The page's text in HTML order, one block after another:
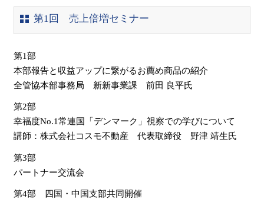
第1回 売上倍増セミナー
第1部
本部報告と収益アップに繋がるお薦め商品の紹介
全管協本部事務局 新新事業課 前田 良平氏
第2部
幸福度No.1常連国「デンマーク」視察での学びについて
講師：株式会社コスモ不動産 代表取締役 野津 靖生氏
第3部
パートナー交流会
第4部 四国・中国支部共同開催